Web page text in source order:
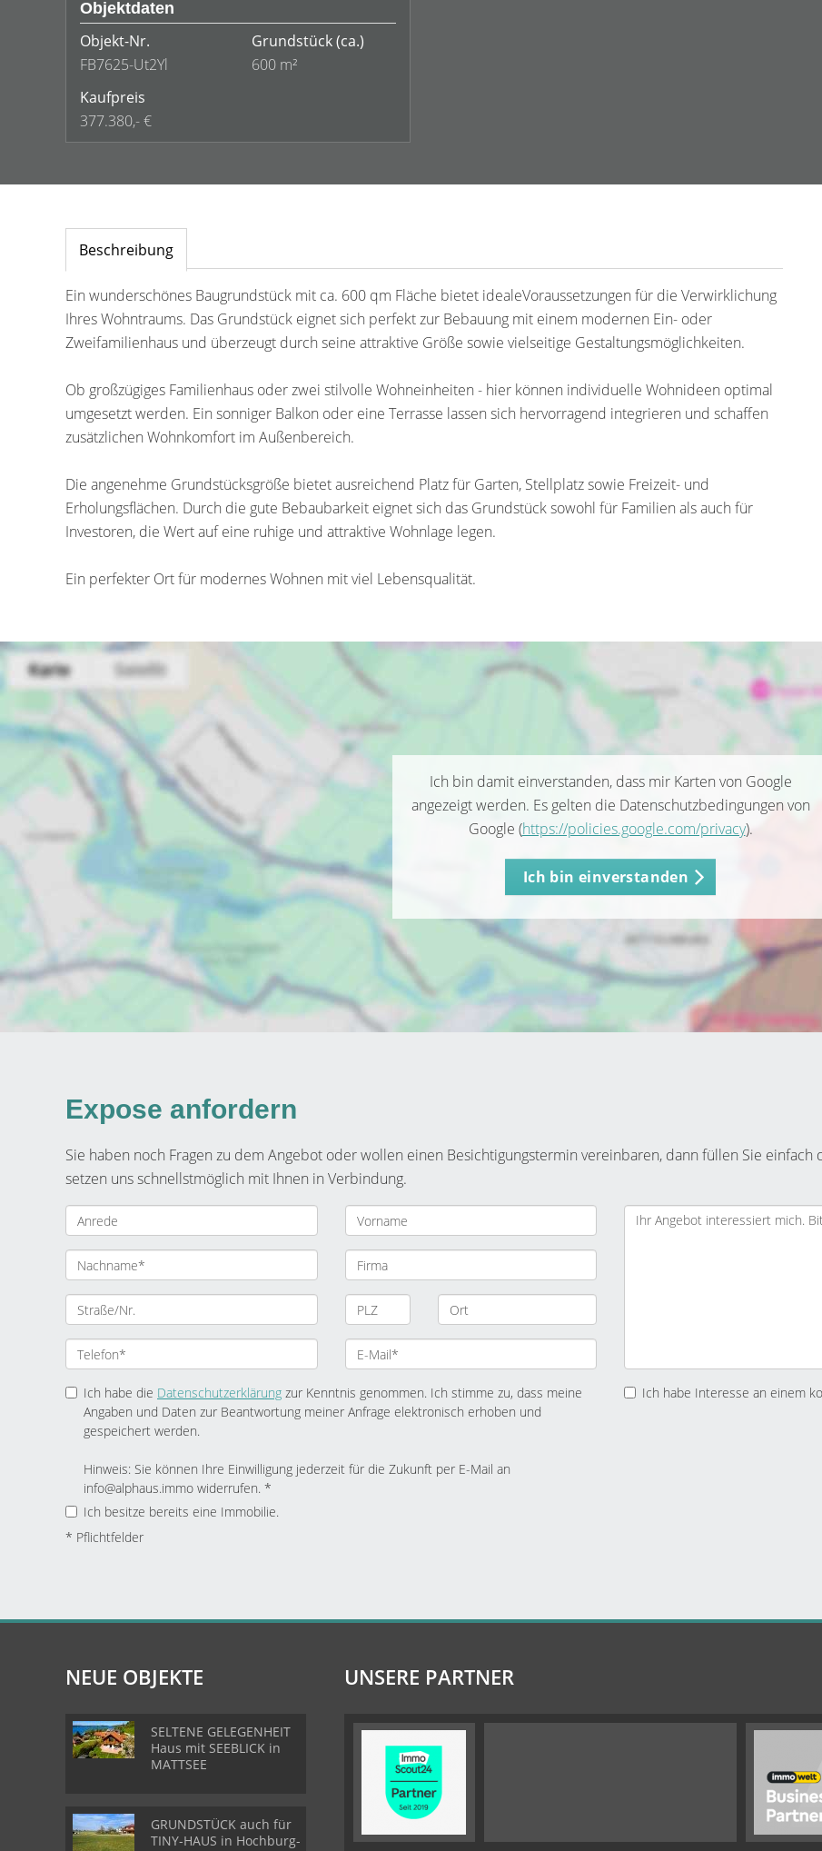
Objektdaten
Objekt-Nr.
FB7625-Ut2Yl
Grundstück(ca.)
600 m²
Kaufpreis
377.380,- €
Beschreibung
Ein wunderschönes Baugrundstück mit ca. 600 qm Fläche bietet idealeVoraussetzungen für die Verwirklichung
Ihres Wohntraums. Das Grundstück eignet sich perfekt zur Bebauung mit einem modernen Ein- oder
Zweifamilienhaus und überzeugt durch seine attraktive Größe sowie vielseitige Gestaltungsmöglichkeiten.
Ob großzügiges Familienhaus oder zwei stilvolle Wohneinheiten - hier können individuelle Wohnideen optimal
umgesetzt werden. Ein sonniger Balkon oder eine Terrasse lassen sich hervorragend integrieren und schaffen
zusätzlichen Wohnkomfort im Außenbereich.
Die angenehme Grundstücksgröße bietet ausreichend Platz für Garten, Stellplatz sowie Freizeit- und
Erholungsflächen. Durch die gute Bebaubarkeit eignet sich das Grundstück sowohl für Familien als auch für
Investoren, die Wert auf eine ruhige und attraktive Wohnlage legen.
Ein perfekter Ort für modernes Wohnen mit viel Lebensqualität.
Ich bin damit einverstanden, dass mir Karten von Google
angezeigt werden. Es gelten die Datenschutzbedingungen von
Google (https://policies.google.com/privacy).
Ich bin einverstanden
Expose anfordern
Sie haben noch Fragen zu dem Angebot oder wollen einen Besichtigungstermin vereinbaren, dann füllen Sie
setzen uns schnellstmöglich mit Ihnen in Verbindung.
Ich habe die Datenschutzerklärung zur Kenntnis genommen. Ich stimme zu, dass meine
Angaben und Daten zur Beantwortung meiner Anfrage elektronisch erhoben und
gespeichert werden.
Hinweis: Sie können Ihre Einwilligung jederzeit für die Zukunft per E-Mail an
info@alphaus.immo widerrufen. *
Ich besitze bereits eine Immobilie.
Ich habe Interesse an einem
* Pflichtfelder
NEUE OBJEKTE
SELTENE GELEGENHEIT
Haus mit SEEBLICK in
MATTSEE
GRUNDSTÜCK auch für
TINY-HAUS in Hochburg-
UNSERE PARTNER